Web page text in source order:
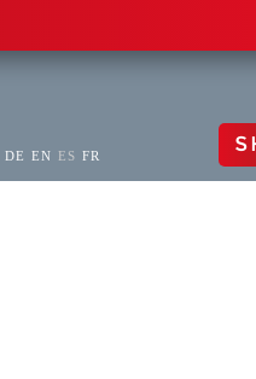
DE EN ES FR